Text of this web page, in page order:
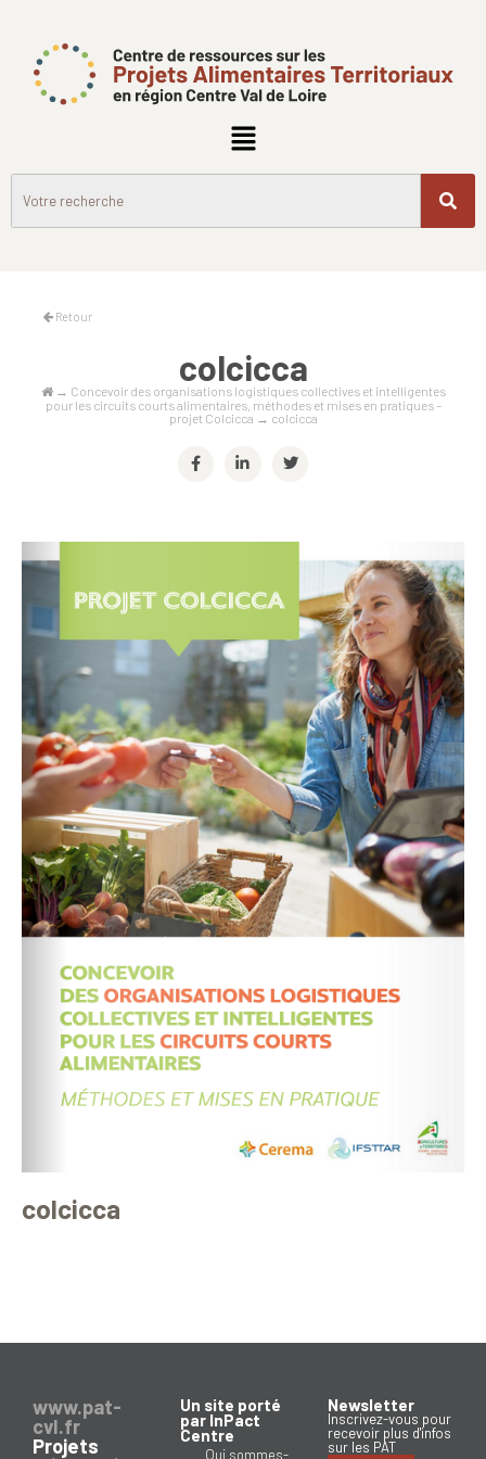
Retour
colcicca
→ Concevoir des organisations logistiques collectives et intelligentes
pour les circuits courts alimentaires, méthodes et mises en pratiques –
projet Colcicca → colcicca
colcicca
www.pat-
cvl.fr
Projets
Un site porté
par InPact
Centre
Qui sommes-
Newsletter
Inscrivez-vous pour
recevoir plus d'infos
sur les PAT